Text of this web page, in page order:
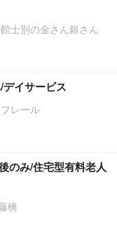
士別の金さん銀さん
デイサービス
レール
のみ/住宅型有料老人
橋